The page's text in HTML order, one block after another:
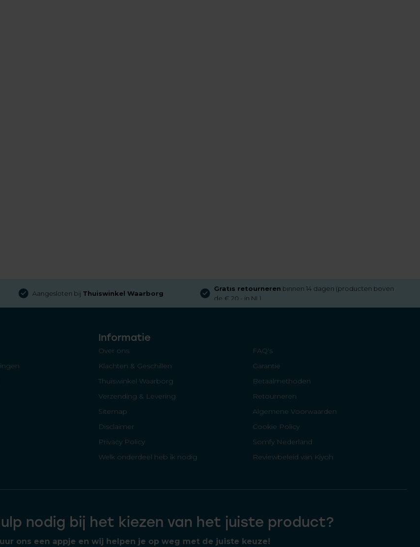
Aangesloten bij Thuiswinkel Waarborg
Gratis retourneren binnen 14 dagen (producten boven
de € 20,- in NL)
Informatie
Over ons
FAQ's
Klachten & Geschillen
Garantie
Thuiswinkel Waarborg
Betaalmethoden
Verzending & Levering
Retourneren
Sitemap
Algemene Voorwaarden
Disclaimer
Cookie Policy
Privacy Policy
Somfy Nederland
Welk onderdeel heb ik nodig
Reviewbeleid van Kiyoh
nodig bij het kiezen van het juiste product?
ons een appje en wij helpen je op weg met de juiste keuze!